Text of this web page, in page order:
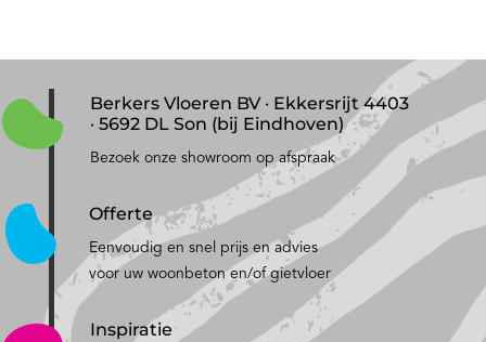
Berkers Vloeren BV · Ekkersrijt 4403
· 5692 DL Son (bij Eindhoven)
Bezoek onze showroom op afspraak
Offerte
Eenvoudig en snel prijs en advies
voor uw woonbeton en/of gietvloer
Inspiratie